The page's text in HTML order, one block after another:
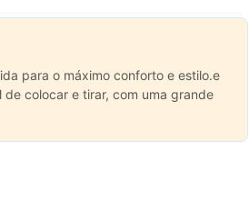
para o máximo conforto e estilo.e
colocar e tirar, com uma grande